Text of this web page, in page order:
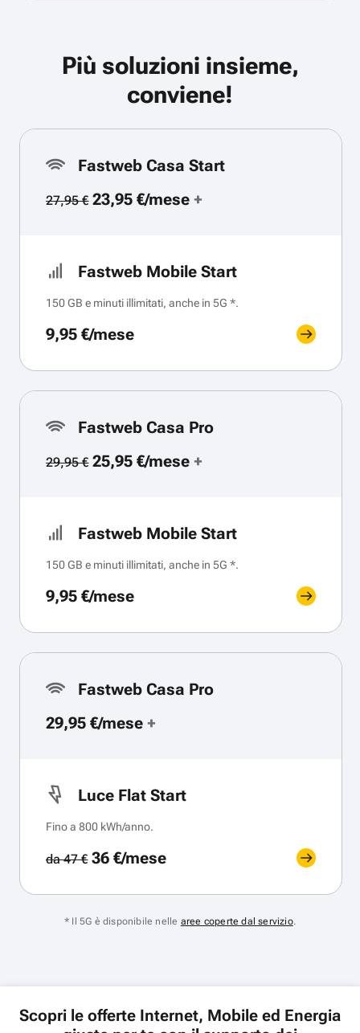
Più soluzioni insieme,
conviene!
Fastweb Casa Start
27,95 €23,95 €/mese+
Fastweb Mobile Start
150 GB e minuti illimitati, anche in 5G *.
9,95 €/mese
Fastweb Casa Pro
29,95 €25,95 €/mese+
Fastweb Mobile Start
150 GB e minuti illimitati, anche in 5G *.
9,95 €/mese
Fastweb Casa Pro
29,95 €/mese +
Luce Flat Start
Fino a 800 kWh/anno.
da 47 €36 €/mese
* Il 5G è disponibile nelle aree coperte dal servizio.
Scopri le offerte Internet, Mobile ed Energia